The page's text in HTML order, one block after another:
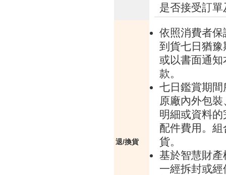
是否接受訂
退/換貨
依照消費者
到貨七日猶
或以書面通
款。
七日鑑賞期
原廠內外包
明細或資料
配件費用。
貨。
基於智慧財
一經拆封或